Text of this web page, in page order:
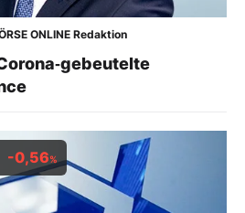
ONLINE Redaktion
-0,56%